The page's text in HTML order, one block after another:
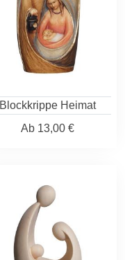
Blockkrippe Heimat
Ab13,00 €